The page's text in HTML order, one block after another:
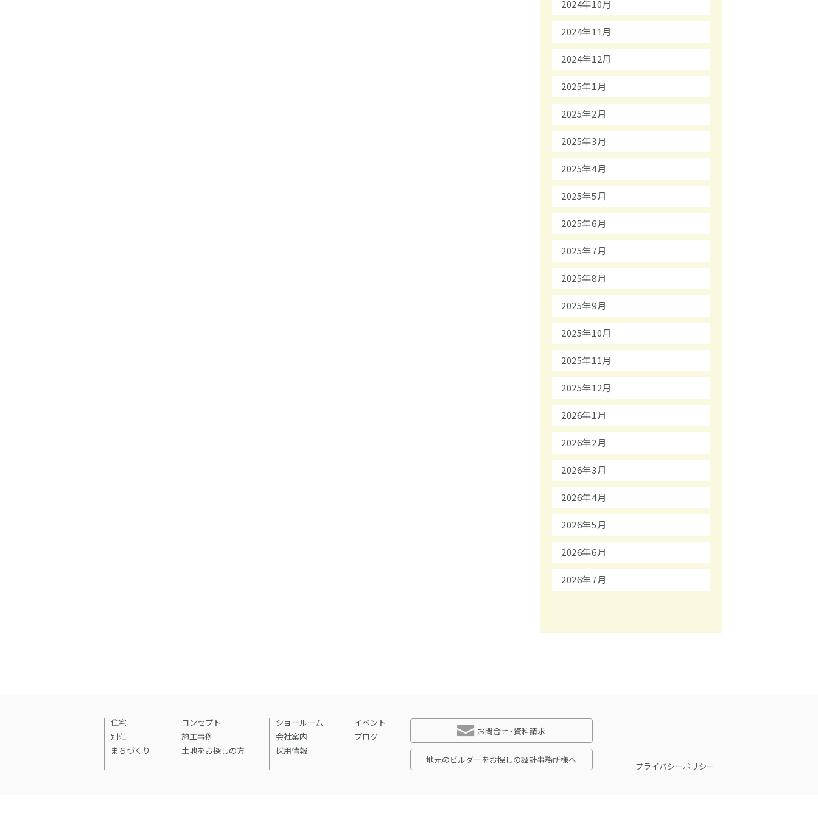
2024年10月
2024年11月
2024年12月
2025年1月
2025年2月
2025年3月
2025年4月
2025年5月
2025年6月
2025年7月
2025年8月
2025年9月
2025年10月
2025年11月
2025年12月
2026年1月
2026年2月
2026年3月
2026年4月
2026年5月
2026年6月
2026年7月
住宅
別荘
まちづくり
コンセプト
施工事例
土地をお探しの方
ショールーム
会社案内
採用情報
イベント
ブログ
お問合せ・資料請求
地元のビルダーをお探しの設計事務所様へ
プライバシーポリシー